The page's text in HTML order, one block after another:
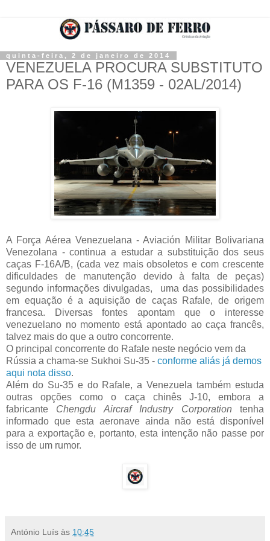
quinta-feira, 2 de janeiro de 2014
VENEZUELA PROCURA SUBSTITUTO
PARA OS F-16 (M1359 - 02AL/2014)
A Força Aérea Venezuelana - Aviación Militar Bolivariana
Venezolana - continua a estudar a substituição dos seus
caças F-16A/B, (cada vez mais obsoletos e com crescente
dificuldades de manutenção devido à falta de peças)
segundo informações divulgadas, uma das possibilidades
em equação é a aquisição de caças Rafale, de origem
francesa. Diversas fontes apontam que o interesse
venezuelano no momento está apontado ao caça francês,
talvez mais do que a outro concorrente.
O principal concorrente do Rafale neste negócio vem da
Rússia a chama-se Sukhoi Su-35 - conforme aliás já demos
aqui nota disso.
Além do Su-35 e do Rafale, a Venezuela também estuda
outras opções como o caça chinês J-10, embora a
fabricante Chengdu Aircraf Industry Corporation tenha
informado que esta aeronave ainda não está disponível
para a exportação e, portanto, esta intenção não passe por
isso de um rumor.
António Luís às 10:45